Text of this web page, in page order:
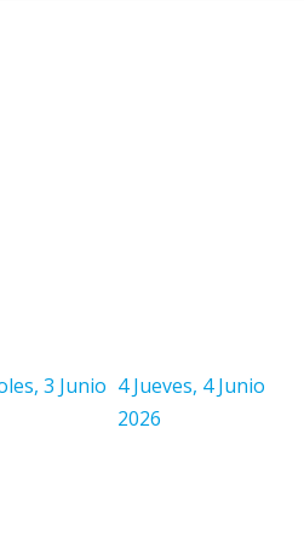
3 Junio 4 Jueves, 4 Junio
2026